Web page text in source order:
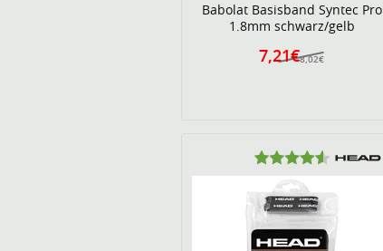
Babolat Basisband Syntec Pro
1.8mm schwarz/gelb
8,02€
7,21€